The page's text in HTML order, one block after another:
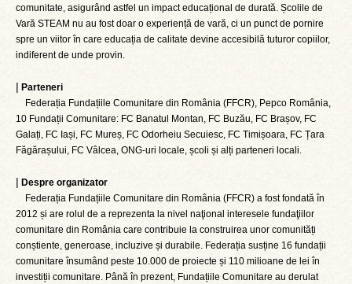
comunitate, asigurând astfel un impact educațional de durată. Școlile de
Vară STEAM nu au fost doar o experiență de vară, ci un punct de pornire
spre un viitor în care educația de calitate devine accesibilă tuturor copiilor,
indiferent de unde provin.
| Parteneri
Federația Fundațiile Comunitare din România (FFCR), Pepco România,
10 Fundații Comunitare: FC Banatul Montan, FC Buzău, FC Brașov, FC
Galați, FC Iași, FC Mureș, FC Odorheiu Secuiesc, FC Timișoara, FC Țara
Făgărașului, FC Vâlcea, ONG-uri locale, școli și alți parteneri locali.
| Despre organizator
Federația Fundațiile Comunitare din România (FFCR) a fost fondată în
2012 și are rolul de a reprezenta la nivel naţional interesele fundaţiilor
comunitare din România care contribuie la construirea unor comunități
conștiente, generoase, incluzive și durabile. Federația susține 16 fundații
comunitare însumând peste 10.000 de proiecte și 110 milioane de lei în
investiții comunitare. Până în prezent, Fundațiile Comunitare au derulat